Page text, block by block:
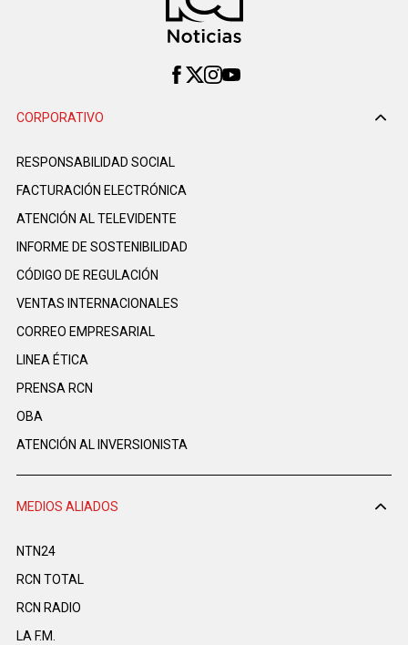
CORPORATIVO
RESPONSABILIDAD SOCIAL
FACTURACIÓN ELECTRÓNICA
ATENCIÓN AL TELEVIDENTE
INFORME DE SOSTENIBILIDAD
CÓDIGO DE REGULACIÓN
VENTAS INTERNACIONALES
CORREO EMPRESARIAL
LINEA ÉTICA
PRENSA RCN
OBA
ATENCIÓN AL INVERSIONISTA
MEDIOS ALIADOS
NTN24
RCN TOTAL
RCN RADIO
LA F.M.